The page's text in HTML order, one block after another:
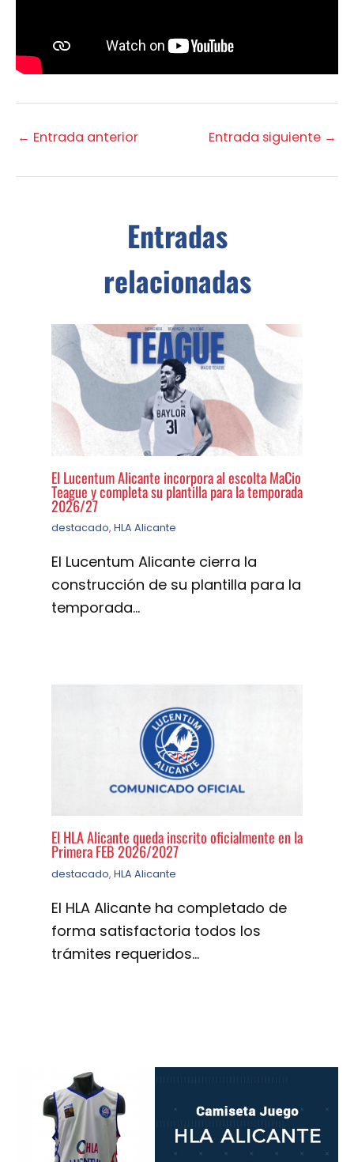
← Entrada anterior Entrada siguiente →
Entradas
relacionadas
El Lucentum Alicante incorpora al escolta MaCio
Teague y completa su plantilla para la temporada
2026/27
destacado, HLA Alicante
El Lucentum Alicante cierra la
construcción de su plantilla para la
temporada…
El HLA Alicante queda inscrito oficialmente en la
Primera FEB 2026/2027
destacado, HLA Alicante
El HLA Alicante ha completado de
forma satisfactoria todos los
trámites requeridos…